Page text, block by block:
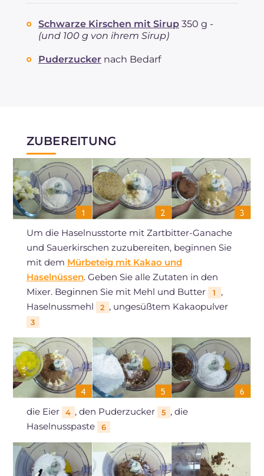
Schwarze Kirschen mit Sirup 350 g -
(und 100 g von ihrem Sirup)
Puderzucker nach Bedarf
ZUBEREITUNG
Um die Haselnusstorte mit Zartbitter-Ganache
und Sauerkirschen zuzubereiten, beginnen Sie
mit dem Mürbeteig mit Kakao und
Haselnüssen. Geben Sie alle Zutaten in den
Mixer. Beginnen Sie mit Mehl und Butter
1
,
Haselnussmehl
2 , ungesüßtem Kakaopulver
3
die Eier 4 , den Puderzucker 5 , die
Haselnusspaste
6